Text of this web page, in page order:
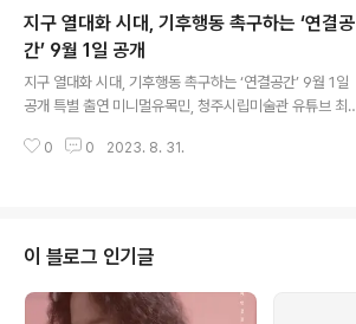
동지원 #한국문화예술위원회
지구 열대화 시대, 기후행동 촉구하는 ‘연결공
간’ 9월 1일 공개
지구 열대화 시대, 기후행동 촉구하는 ‘연결공간’ 9월 1일
공개 특별 출연 미니멀유목민, 청주시립미술관 유튜브 최
슨트 콘서트 2023년 08월 31일 -- 피아니스트 문용의
‘환경을 위한 디자인 행동주의’와 함께한다. ◇ 음악과 함
께 전하는 기후행동 촉구 메시지 ‘환경을 위한 디자인 행동
주의’는 기후 위기에 문제를 제기하고, 디자인을 통한 해법
을 제안하는 전시다. 문용은 전시 소개와 함께 ‘호수’, ‘기묘
0 0 2023. 8. 31.
이 블로그 인기글